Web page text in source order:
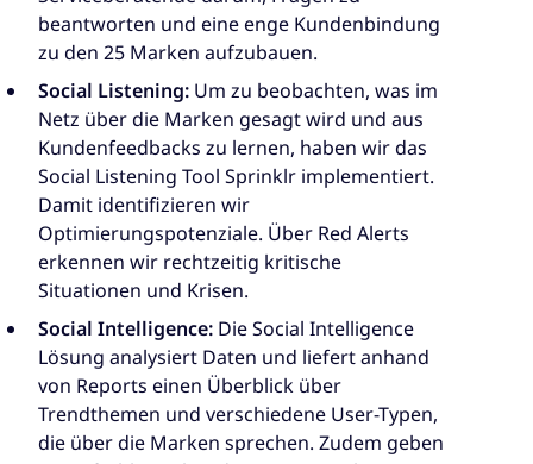
beantworten und eine enge Kundenbindung
zu den 25 Marken aufzubauen.
Social Listening: Um zu beobachten, was im
Netz über die Marken gesagt wird und aus
Kundenfeedbacks zu lernen, haben wir das
Social Listening Tool Sprinklr implementiert.
Damit identifizieren wir
Optimierungspotenziale. Über Red Alerts
erkennen wir rechtzeitig kritische
Situationen und Krisen.
Social Intelligence: Die Social Intelligence
Lösung analysiert Daten und liefert anhand
von Reports einen Überblick über
Trendthemen und verschiedene User-Typen,
die über die Marken sprechen. Zudem geben